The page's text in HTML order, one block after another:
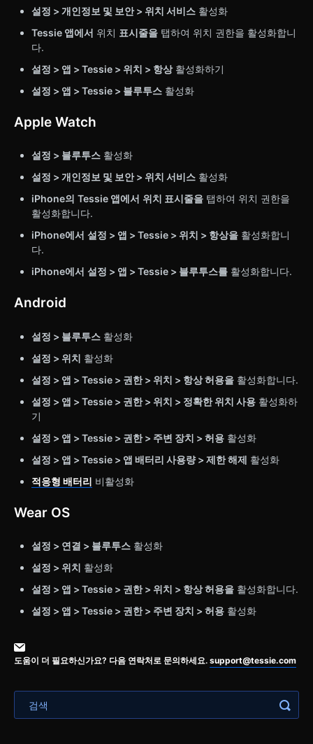
설정 > 개인정보 및 보안 > 위치 서비스 활성화
Tessie 앱에서 위치 표시줄을 탭하여 위치 권한을 활성화합니
다.
설정 > 앱 > Tessie > 위치 > 항상활성화하기
설정 > 앱 > Tessie > 블루투스 활성화
Apple Watch
설정 > 블루투스 활성화
설정 > 개인정보 및 보안 > 위치 서비스 활성화
iPhone의 Tessie 앱에서 위치 표시줄을 탭하여 위치 권한을
활성화합니다.
iPhone에서 설정 > 앱 > Tessie > 위치 > 항상을 활성화합니
다.
iPhone에서 설정 > 앱 > Tessie > 블루투스를 활성화합니다.
Android
설정 > 블루투스 활성화
설정 > 위치 활성화
설정 > 앱 > Tessie > 권한 > 위치 > 항상 허용을 활성화합니다.
설정 > 앱 > Tessie > 권한 > 위치 > 정확한 위치 사용 활성화하
기
설정 > 앱 > Tessie > 권한 > 주변 장치 > 허용 활성화
설정 > 앱 > Tessie > 앱 배터리 사용량 > 제한 해제 활성화
적응형 배터리 비활성화
Wear OS
설정 > 연결 > 블루투스 활성화
설정 > 위치 활성화
설정 > 앱 > Tessie > 권한 > 위치 > 항상 허용을 활성화합니다.
설정 > 앱 > Tessie > 권한 > 주변 장치 > 허용 활성화
도움이 더 필요하신가요? 다음 연락처로 문의하세요. support@tessie.com